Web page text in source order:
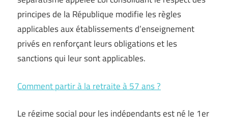
principes de la République modifie les règles
applicables aux établissements d’enseignement
privés en renforçant leurs obligations et les
sanctions qui leur sont applicables.
Comment partir à la retraite à 57 ans ?
Le régime social pour les indépendants est né le 1er